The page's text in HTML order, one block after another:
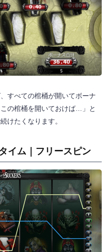
すべての棺桶が開いてボーナ
の棺桶を開いておけば…」と
けたくなります。
イム｜フリースピン